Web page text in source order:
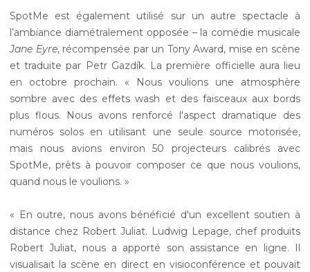
SpotMe est également utilisé sur un autre spectacle à
l’ambiance diamétralement opposée – la comédie musicale
Jane Eyre, récompensée par un Tony Award, mise en scène
et traduite par Petr Gazdík. La première officielle aura lieu
en octobre prochain. « Nous voulions une atmosphère
sombre avec des effets wash et des faisceaux aux bords
plus flous. Nous avons renforcé l'aspect dramatique des
numéros solos en utilisant une seule source motorisée,
mais nous avions environ 50 projecteurs calibrés avec
SpotMe, prêts à pouvoir composer ce que nous voulions,
quand nous le voulions. »
« En outre, nous avons bénéficié d'un excellent soutien à
distance chez Robert Juliat. Ludwig Lepage, chef produits
Robert Juliat, nous a apporté son assistance en ligne. Il
visualisait la scène en direct en visioconférence et pouvait